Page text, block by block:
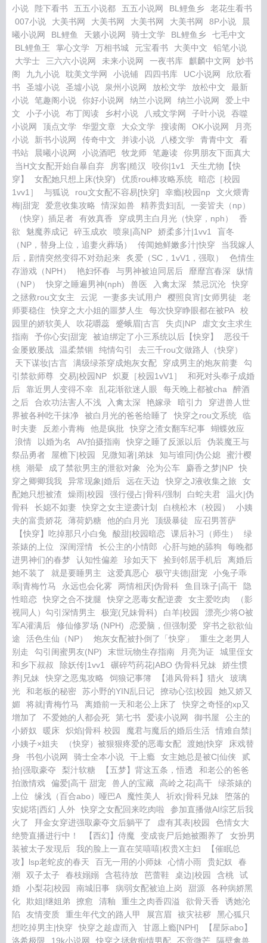
小说
陛下看书 五五小说都 五五小说网 BL鲤鱼乡
老花生看书
007小说
大美书网 大美书网 大美书网 大美书网 8P小说
晨
曦小说网
BL鲤鱼 天籁小说网 骑士文学 BL鲤鱼乡
七毛中文
BL鲤鱼王
掌心文学 万相书城 元宝看书 大美中文
铅笔小说
大学士
三六六小说网 未来小说网 一夜书库 麒麟中文网
妙书
阁
九九小说 耽美文学网 小说铺 四四书库 UC小说网
欣欣看
书
圣墟小说 圣墟小说 泉州小说网 放松文学 放松中文
最新
小说
笔趣阁小说 你好小说网 纳兰小说网 纳兰小说网
爱上中
文
小子小说 布丁阅读 乡村小说 八戒文学网 子叶小说
吞噬
小说网
顶点文学 华盟文章 大众文学 搜读阁 OK小说网
月亮
小说
新书小说网 传奇中文 并读小说 八楼文学 青青中文
看
书站
晨曦小说网 小说酒吧 牧龙师 笔趣读
你男朋友下面真大
当H文女配开始自暴自弃
房客|糙汉 咬你|1v1
天生尤物【快
穿】
女配她只想上床(快穿) 优质rou棒攻略系统
暗恋［校园
1vv1］
与狐说 rou文女配不容易[快穿] 幸瘾|校园np
文火煨青
梅|甜宠
爱意收集攻略 情深如兽 精养贵妇|乱
一妾皆夫（np）
（快穿）插足者
有效真香 穿成男主白月光（快穿，nph）
香
欲
魅魔养成记 碎玉成欢 喷泉|高NP 娇柔多汁|1vv1
盲冬
（NP，替身上位，追妻火葬场）
传闻她鲜嫩多汁|快穿
当我嫁人
后，剧情突然变得不对劲起来
炙爱（SC，1vV1，强取）
色情生
存游戏（NPH）
艳妇怀春 与男神被迫同居后 靡靡宫春深
纵情
（NP）
快穿之睡遍男神(nph) 兽医 入禽太深 禁忌沉沦
快穿
之拯救rou文女主
云泥 一妻多夫试用户 樱照良宵|女师男徒
老
师要稳住
快穿之大小姐的噩梦人生 每次快穿睁眼都在被PA
校
园里的娇软美人
吹花嚼蕊 蹙蛾眉|古言 失贞|NP
虐文女主求生
指南
予你心安|甜宠 被迫绑定了小三系统以后【快穿】
恶役千
金屡败屡战
温柔禁锢 纯情勾引
去三千rou文做路人（快穿）
天下谋妆|古言
满级绿茶穿成炮灰女配 穿成男主的炮灰前妻
勾
引禁欲师尊
交易|校园NP 炽夏［校园1vV1］
和死对头奉子成婚
后
靠近男人变得不幸 乱花渐欲迷人眼 每天晚上都被cha
醉酒
之后
合欢功法害人不浅 入禽太深 艳嫁录 暗引力
穿进兽人世
界被各种吃干抹净
被白月光的爸爸给睡了 快穿之rou文系统
临
时夫妻
反差小青梅 他是疯批 快穿之渣女翻车纪事
蝴蝶效应
浪情
以婚为名 AV拍摄指南 快穿之睡了反派以后
伪装魔王与
祭品勇者
屋檐下|校园 见微知著|弟妹 知与谁同|伪公媳
蜜汁樱
桃
潮晕 成了禁欲男主的泄欲对象 沦为公车 麝香之梦|NP
快
穿之卿卿我我
异常现象|婚后 远在天边 快穿之J液收集之旅
女
配她只想被渣
燥雨|校园 强行侵占|骨科/强制 白蛇夫君
温火|伪
骨科
长媳不如妻 快穿之女主逆袭计划 白桃松木（校园）
小姨
夫的富贵娇花
薄荷奶糖 他的白月光 顶级暴徒
应召男菩萨
【快穿】吃掉那只小白兔
酸甜|校园暗恋 课后补习（师生）
绿
茶婊的上位
深闺淫情 长公主的小情郎 心肝与她的舔狗
每晚都
进男神们的春梦
认知性偏差 珍如天下 捡到邻居手机后
离婚后
她不装了
就是要睡男主 这爱真恶心 极守夫德|甜宠
小兔子乖
乖|青梅竹马
永远也会化雾 两情相厌|伪骨科 鱼目珠子|高干
隐
性暗恋
快穿之合不拢腿 快穿之恶毒女配逆袭 女主爱吃肉
（影
视同人）勾引深情男主
极宠(兄妹骨科) 白羊|校园
漂亮少将O被
军A灌满后
修仙修罗场 (NPH) 恋爱脑，但强制爱
穿书之欲欲仙
途
活色生仙（NP） 炮灰女配被扑倒了「快穿」
重生之老男人
别走
勾引闺蜜男友(NP) 末世玩物生存指南 月亮为证
城里侄女
和乡下叔叔
除妖传|1vv1 碾碎芍药花|ABO 伪骨科兄妹
娇生惯
养|兄妹
快穿之恶鬼攻略 饲狼记事簿 【港风骨科】猎火
玻璃
光
和老板的秘密 苏小野的YIN乱日记 撩动心弦|校园
她又娇又
媚
将就|青梅竹马 离婚前一天和老公上床了
快穿之奇怪的xp又
增加了
不爱她的人都会死 第七书 爱读小说网 御书屋
公主的
小娇奴
暖床 炽焰|骨科 校园 魔君与魔后的婚后生活
情难自禁|
小姨子×姐夫
（快穿）被狠狠疼爱的恶毒女配 渡她|快穿
床戏替
身
书包小说网 骑士全本小说 干上瘾 女主她总是被C|仙侠
贰
拾|强取豪夺
梨汁软糖 【五梦】背这五条，悟透
和老公的爸爸
拍激情戏
偏爱|高干 甜宠 兽人的宝藏 高岭之花|高干
绿茶婊的
上位
缘浅（百合abo）哑巴A 魔性美人 祈欢|骨科兄妹
堕落的
安妮塔|西幻 人外
快穿之女配回来吃肉啦
参加直播做AI综艺后我
火了
拜金女穿进强取豪夺文后躺平了 虚有其表|校园
色情女大
绝赞直播进行中！
【西幻】侍魔 变成丧尸后她被圈养了
女扮男
装被太子发现后
我的脸上一直在笑嘻嘻|权贵X主妇
【催眠总
攻】lsp老蛇皮的春天
百无一用的小师妹 心情小雨 贵妃奴
春
潮
双子太子 春枝嫋嫋 含苞待放 芭蕾鞋 桌边|校园 含桃
试
婚
小梨花|校园 南城旧事 病弱女配被迫上岗 甜源
各种病娇黑
化
欺姐|继姐弟 撩愈 清釉 重生之肉香四溢 欲骨天香
诱她沦
陷
友情变质 重生年代文的路人甲 展宫眉 袚灾祛秽
黑心狐只
想吃掉男主|快穿
快穿之趁虚而入 甘愿上瘾[NPH]
【星际abo】
洛希极限
19k小说网 快穿之拯救痴情男配 不啻微芒 隔壁禽兽